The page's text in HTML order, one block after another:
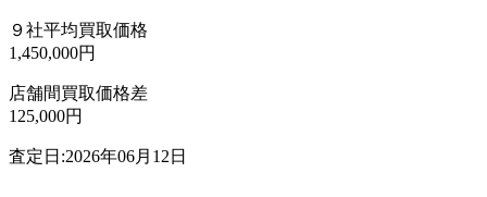
９社平均買取価格
1,450,000円
店舗間買取価格差
125,000円
査定日:2026年06月12日